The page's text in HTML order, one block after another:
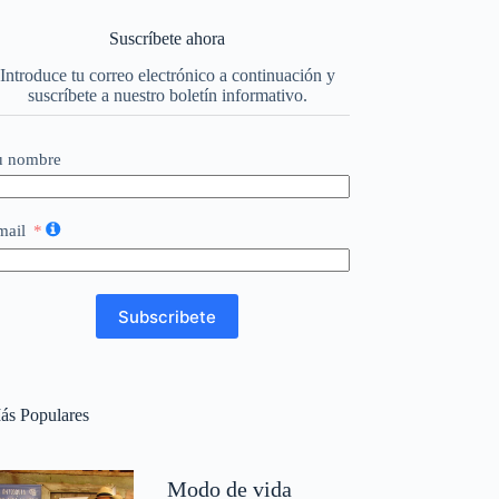
Suscríbete ahora
Introduce tu correo electrónico a continuación y
suscríbete a nuestro boletín informativo.
nombre
Subscribete
Populares
Modo de vida